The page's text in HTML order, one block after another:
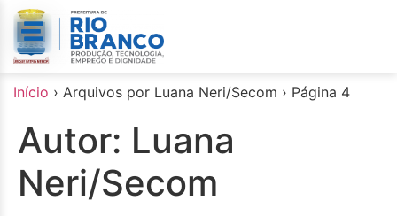
conteúdo
Início › Arquivos por Luana Neri/Secom › Página 4
Autor: Luana
Neri/Secom